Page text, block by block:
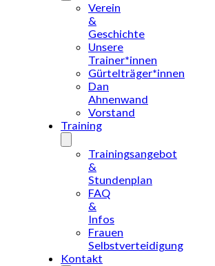
Verein
&
Geschichte
Unsere
Trainer*innen
Gürtelträger*innen
Dan
Ahnenwand
Vorstand
Training
Trainingsangebot
&
Stundenplan
FAQ
&
Infos
Frauen
Selbstverteidigung
Kontakt